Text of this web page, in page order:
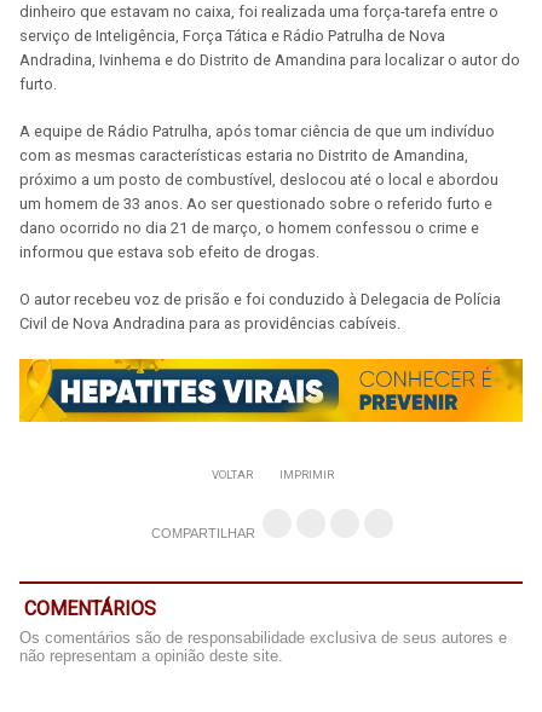
dinheiro que estavam no caixa, foi realizada uma força-tarefa entre o
serviço de Inteligência, Força Tática e Rádio Patrulha de Nova
Andradina, Ivinhema e do Distrito de Amandina para localizar o autor do
furto.
A equipe de Rádio Patrulha, após tomar ciência de que um indivíduo
com as mesmas características estaria no Distrito de Amandina,
próximo a um posto de combustível, deslocou até o local e abordou
um homem de 33 anos. Ao ser questionado sobre o referido furto e
dano ocorrido no dia 21 de março, o homem confessou o crime e
informou que estava sob efeito de drogas.
O autor recebeu voz de prisão e foi conduzido à Delegacia de Polícia
Civil de Nova Andradina para as providências cabíveis.
VOLTAR IMPRIMIR
COMPARTILHAR
COMENTÁRIOS
Os comentários são de responsabilidade exclusiva de seus autores e
não representam a opinião deste site.